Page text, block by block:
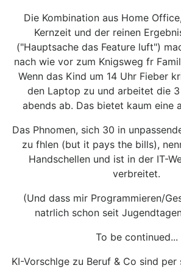
Die Kombination aus Home
Kernzeit und der reinen
("Hauptsache das Feature luft")
nach wie vor zum Knigsweg fr
Wenn das Kind um 14 Uhr Fieber
den Laptop zu und arbeitet die
abends ab. Das bietet kaum eine
Das Phnomen, sich 30 in
zu fhlen (but it pays the bills),
Handschellen und ist in der IT-
verbreitet.
(Und dass mir Programmieren/
natrlich schon seit
To be continued...
KI-Vorschlge zu Beruf & Co sind